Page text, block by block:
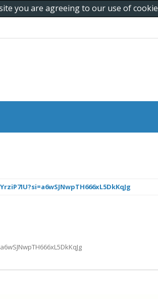
you are agreeing to our use of